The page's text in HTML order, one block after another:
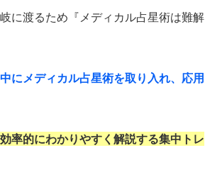
に渡るため『メディカル占星術は難解
にメディカル占星術を取り入れ、応用
率的にわかりやすく解説する集中トレ